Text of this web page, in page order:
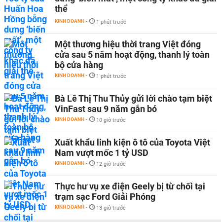
thể
KINH DOANH - 1 phút trước
Một thương hiệu thời trang Việt đóng
cửa sau 5 năm hoạt động, thanh lý toàn
bộ cửa hàng
KINH DOANH - 1 phút trước
Bà Lê Thị Thu Thủy gửi lời chào tạm biệt
VinFast sau 9 năm gắn bó
KINH DOANH - 10 giờ trước
Xuất khẩu linh kiện ô tô của Toyota Việt
Nam vượt mốc 1 tỷ USD
KINH DOANH - 12 giờ trước
Thực hư vụ xe điện Geely bị từ chối tại
trạm sạc Ford Giải Phóng
KINH DOANH - 13 giờ trước